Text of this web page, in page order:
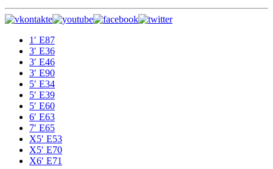
1′ E87
3′ E36
3′ E46
3′ E90
5′ E34
5′ E39
5′ E60
6′ E63
7′ E65
Х5′ E53
X5′ E70
X6′ E71